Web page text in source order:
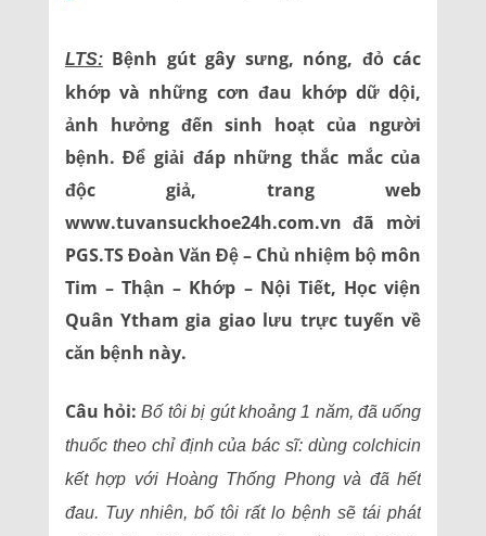
LTS: Bệnh gút gây sưng, nóng, đỏ các
khớp và những cơn đau khớp dữ dội,
ảnh hưởng đến sinh hoạt của người
bệnh. Để giải đáp những thắc mắc của
độc giả, trang web
www.tuvansuckhoe24h.com.vn đã mời
PGS.TS Đoàn Văn Đệ – Chủ nhiệm bộ môn
Tim – Thận – Khớp – Nội Tiết, Học viện
Quân Ytham gia giao lưu trực tuyến về
căn bệnh này.
Câu hỏi: Bố tôi bị gút khoảng 1 năm, đã uống
thuốc theo chỉ định của bác sĩ: dùng colchicin
kết hợp với Hoàng Thống Phong và đã hết
đau. Tuy nhiên, bố tôi rất lo bệnh sẽ tái phát